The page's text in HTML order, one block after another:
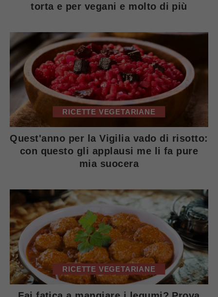
torta e per vegani e molto di più
RICETTE VEGETARIANE
Quest'anno per la Vigilia vado di risotto:
con questo gli applausi me li fa pure
mia suocera
RICETTE VEGETARIANE